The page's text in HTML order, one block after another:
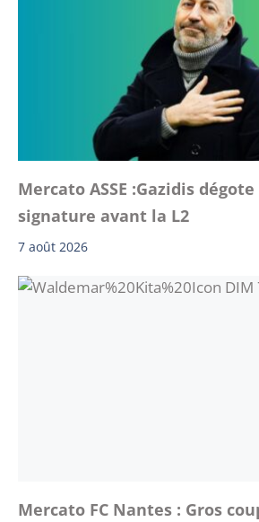
Mercato ASSE :Gazidis
signature avant la L2
7 août 2026
Mercato FC Nantes : Gros